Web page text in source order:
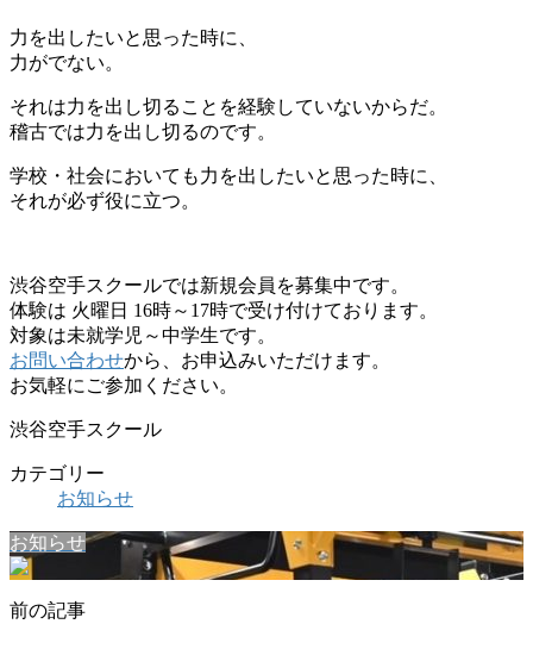
力を出したいと思った時に、
力がでない。
それは力を出し切ることを経験していないからだ。
稽古では力を出し切るのです。
学校・社会においても力を出したいと思った時に、
それが必ず役に立つ。
渋谷空手スクールでは新規会員を募集中です。
体験は 火曜日 16時～17時で受け付けております。
対象は未就学児～中学生です。
お問い合わせから、お申込みいただけます。
お気軽にご参加ください。
渋谷空手スクール
カテゴリー
お知らせ
お知らせ
前の記事